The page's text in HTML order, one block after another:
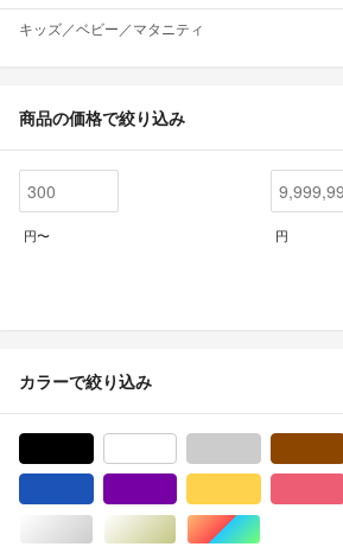
キッズ／ベビー／マタニティ
商品の価格で絞り込み
円〜 円
カラーで絞り込み
シルバー/銀色系ゴールド/金色系マルチカラー